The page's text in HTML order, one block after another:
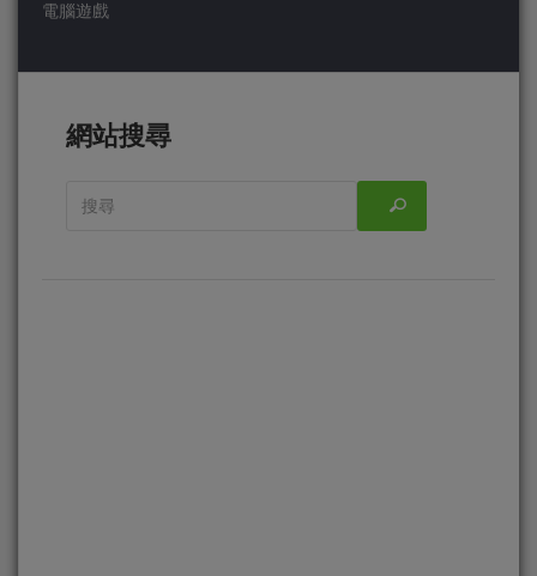
電腦遊戲
網站搜尋